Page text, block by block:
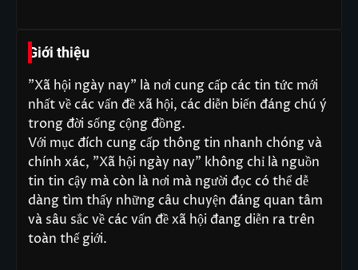
Giới thiệu
"Xã hội ngày nay" là nơi cung cấp các tin tức mới
nhất về các vấn đề xã hội, các diễn biến đáng chú ý
trong đời sống cộng đồng.
Với mục đích cung cấp thông tin nhanh chóng và
chính xác, "Xã hội ngày nay" không chỉ là nguồn
tin tin cậy mà còn là nơi mà người đọc có thể dễ
dàng tìm thấy những câu chuyện đáng quan tâm
và sâu sắc về các vấn đề xã hội đang diễn ra trên
toàn thế giới.